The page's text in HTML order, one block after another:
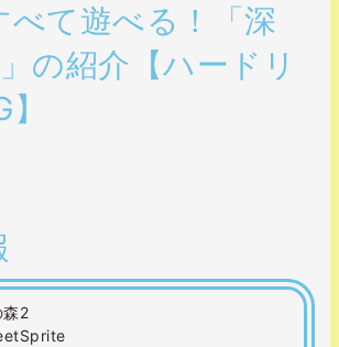
べて遊べる！「深
の紹介【ハードリ
森2